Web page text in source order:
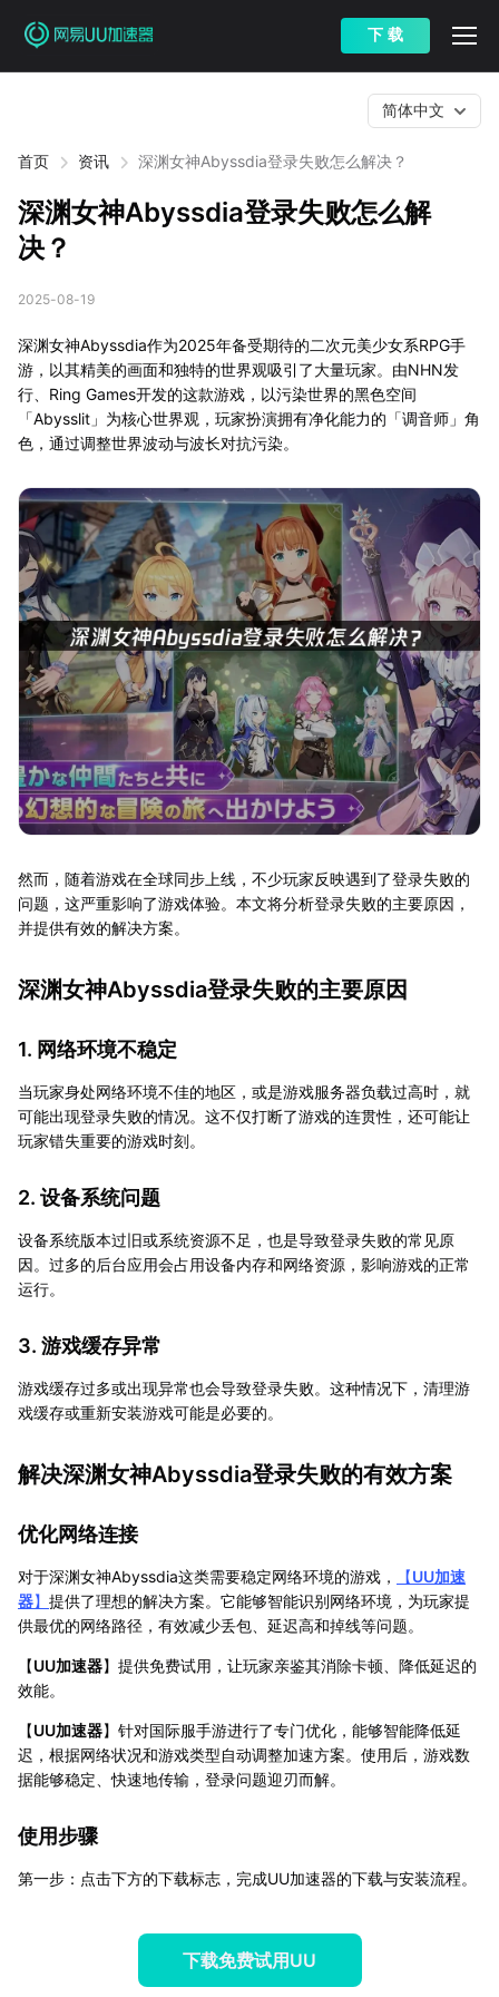
下 载
首页 资讯 深渊女神Abyssdia登录失败怎么解决？
简体中文
深渊女神Abyssdia登录失败怎么解
决？
2025-08-19
深渊女神Abyssdia作为2025年备受期待的二次元美少女系RPG手
游，以其精美的画面和独特的世界观吸引了大量玩家。由NHN发
行、Ring Games开发的这款游戏，以污染世界的黑色空间
「Abysslit」为核心世界观，玩家扮演拥有净化能力的「调音师」角
色，通过调整世界波动与波长对抗污染。
然而，随着游戏在全球同步上线，不少玩家反映遇到了登录失败的
问题，这严重影响了游戏体验。本文将分析登录失败的主要原因，
并提供有效的解决方案。
深渊女神Abyssdia登录失败的主要原因
1. 网络环境不稳定
当玩家身处网络环境不佳的地区，或是游戏服务器负载过高时，就
可能出现登录失败的情况。这不仅打断了游戏的连贯性，还可能让
玩家错失重要的游戏时刻。
2. 设备系统问题
设备系统版本过旧或系统资源不足，也是导致登录失败的常见原
因。过多的后台应用会占用设备内存和网络资源，影响游戏的正常
运行。
3. 游戏缓存异常
游戏缓存过多或出现异常也会导致登录失败。这种情况下，清理游
戏缓存或重新安装游戏可能是必要的。
解决深渊女神Abyssdia登录失败的有效方案
优化网络连接
对于深渊女神Abyssdia这类需要稳定网络环境的游戏， 【UU加速
器】 提供了理想的解决方案。它能够智能识别网络环境，为玩家提
供最优的网络路径，有效减少丢包、延迟高和掉线等问题。
【UU加速器】提供免费试用，让玩家亲鉴其消除卡顿、降低延迟的
效能。
【UU加速器】针对国际服手游进行了专门优化，能够智能降低延
迟，根据网络状况和游戏类型自动调整加速方案。使用后，游戏数
据能够稳定、快速地传输，登录问题迎刃而解。
使用步骤
第一步：点击下方的下载标志，完成UU加速器的下载与安装流程。
下载免费试用UU